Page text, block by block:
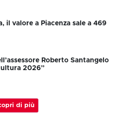
il valore a Piacenza sale a 469
Roberto Santangelo
2026”
di più